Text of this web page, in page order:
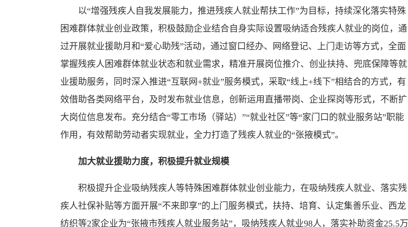
以“增强残疾人自我发展能力，推进残疾人就业帮扶工作”为目标，持续深化落实特殊
困难群体就业创业政策，积极鼓励企业结合自身实际设置吸纳适合残疾人就业的岗位，通
过开展就业援助月和“爱心助残”活动，通过窗口经办、网络登记、上门走访等方式，全面
掌握残疾人困难群体就业状态和就业需求，精准开展岗位推介、创业扶持、兜底保障等就
业援助服务，同时深入推进“互联网+就业”服务模式，采取“线上+线下”相结合的方式，有
效借助各类网络平台，及时发布就业信息，创新运用直播带岗、企业探岗等形式，不断扩
大岗位信息发布。充分结合“零工市场（驿站）”“就业社区”等“家门口的就业服务站”职能
作用，有效帮助劳动者实现就业，全力打造了残疾人就业的“张掖模式”。
加大就业援助力度，积极提升就业规模
积极提升企业吸纳残疾人等特殊困难群体就业创业能力，在吸纳残疾人就业、落实残
疾人社保补贴等方面开展“不来即享”的上门服务模式，扶持、培育、认定集善乐业、西龙
纺织等2家企业为“张掖市残疾人就业服务站”，吸纳残疾人就业98人，落实补助资金25.5万